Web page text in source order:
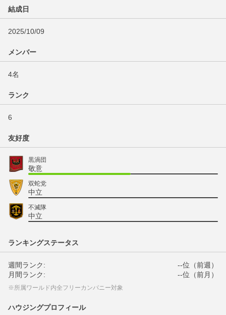
結成日
2025/10/09
メンバー
4名
ランク
6
友好度
黒渦団
敬意
双蛇党
中立
不滅隊
中立
ランキングステータス
週間ランク:
--位（前週）
月間ランク:
--位（前月）
※所属ワールド内全フリーカンパニー対象
ハウジングプロフィール